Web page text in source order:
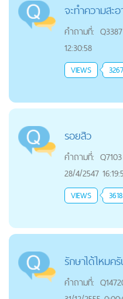
จะทำความสะ
คำถามที่: Q3387
12:30:58
VIEWS 3267
รอยสิว
คำถามที่: Q7103
28/4/2547
VIEWS 3618
รักษาได้ไหมค
คำถามที่: